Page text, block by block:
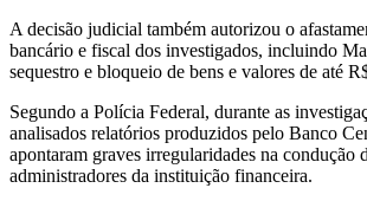
A decisão judicial também autorizou o
bancário e fiscal dos investigados, incluindo
sequestro e bloqueio de bens e valores de até
Segundo a Polícia Federal, durante as
analisados relatórios produzidos pelo Banco
apontaram graves irregularidades na condução
administradores da instituição financeira.